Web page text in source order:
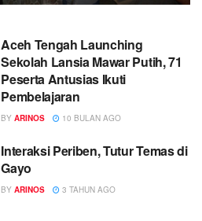
Aceh Tengah Launching
Sekolah Lansia Mawar Putih, 71
Peserta Antusias Ikuti
Pembelajaran
BY ARINOS 10 BULAN AGO
Interaksi Periben, Tutur Temas di
Gayo
BY ARINOS 3 TAHUN AGO